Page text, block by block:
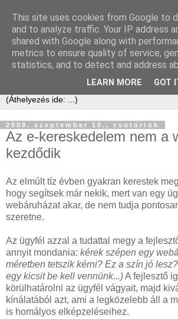
Kis Ervin Egon |
Elektronikus kereskedelem tanácsadás
laikusoknak, kezdőknek, érdeklődőknek
2009. szeptember 10., csütörtök
Az e-kereskedelem nem a
kezdődik
Az elmúlt tíz évben gyakran kerestek
hogy segítsek már nekik, mert van egy
webáruházat akar, de nem tudja
szeretne.
Az ügyfél azzal a tudattal megy a
annyit mondania: kérek szépen egy
méretben tetszik kérni? Ez a szín jó
egy kicsit be kell vennünk...)A fejlesztő
körülhatárolni az ügyfél vágyait, majd
kínálatából azt, ami a legközelebb áll a
is homályos elképzeléseihez.
This site uses cookies from Google to
and to analyze traffic. Your IP address
shared with Google along with
metrics to ensure quality of service,
statistics, and to detect and address
LEARN MORE GOT